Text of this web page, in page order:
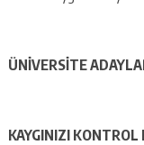
ÜNİVERSİTE
KAYGINIZI KONTROL